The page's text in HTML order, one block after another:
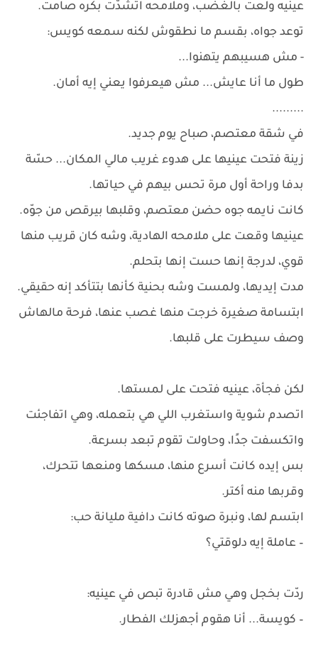
عينيه ولعت بالغضب، وملامحه اتشدّت بكره صامت.
توعد جواه، بقسم ما نطقوش لكنه سمعه كويس:
- مش هسيبهم يتهنوا...
طول ما أنا عايش... مش هيعرفوا يعني إيه أمان.
.........
في شقة معتصم، صباح يوم جديد.
زينة فتحت عينيها على هدوء غريب مالي المكان... حسّة
بدفا وراحة أول مرة تحس بيهم في حياتها.
كانت نايمه جوه حضن معتصم، وقلبها بيرقص من جوّه.
عينيها وقعت على ملامحه الهادية، وشه كان قريب منها
قوي، لدرجة إنها حست إنها بتحلم.
مدت إيديها، ولمست وشه بحنية كأنها بتتأكد إنه حقيقي.
ابتسامة صغيرة خرجت منها غصب عنها، فرحة مالهاش
وصف سيطرت على قلبها.
لكن فجأة، عينيه فتحت على لمستها.
اتصدم شوية واستغرب اللي هي بتعمله، وهي اتفاجئت
واتكسفت جدًا، وحاولت تقوم تبعد بسرعة.
بس إيده كانت أسرع منها، مسكها ومنعها تتحرك،
وقربها منه أكتر.
ابتسم لها، ونبرة صوته كانت دافية مليانة حب:
– عاملة إيه دلوقتي؟
ردّت بخجل وهي مش قادرة تبص في عينيه:
– كويسة... أنا هقوم أجهزلك الفطار.